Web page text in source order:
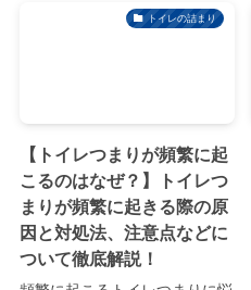
トイレの詰まり
【トイレつまりが頻繁に起
こるのはなぜ？】トイレつ
まりが頻繁に起きる際の原
因と対処法、注意点などに
ついて徹底解説！